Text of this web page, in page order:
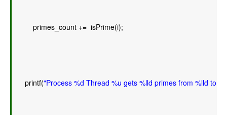
primes_count +=  isPrime(i);
printf("Process %d Thread %u gets %lld primes from %lld to